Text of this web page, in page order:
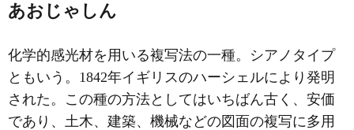
あおじゃしん
化学的感光材を用いる複写法の一種。シアノタイプ
ともいう。1842年イギリスのハーシェルにより発明
された。この種の方法としてはいちばん古く、安価
であり、土木、建築、機械などの図面の複写に多用